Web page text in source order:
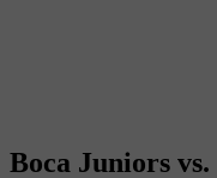
Boca Juniors